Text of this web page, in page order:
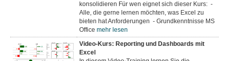
konsolidieren Für wen eignet sich dieser Kurs: -
Alle, die gerne lernen möchten, was Excel zu
bieten hat Anforderungen - Grundkenntnisse MS
Office mehr lesen
Video-Kurs: Reporting und Dashboards mit
Excel